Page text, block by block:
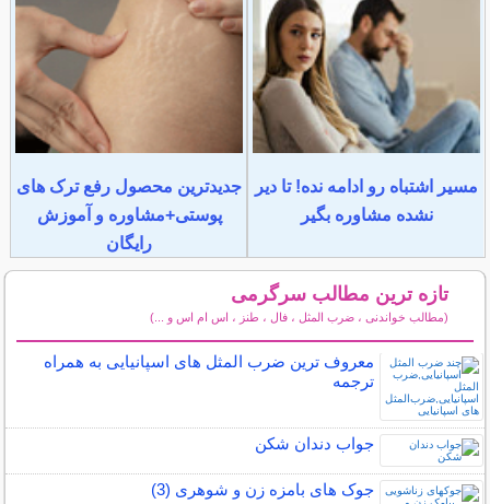
مسیر اشتباه رو ادامه نده! تا دیر
نشده مشاوره بگیر
جدیدترین محصول رفع ترک های
پوستی+مشاوره و آموزش
رایگان
تازه ترین مطالب سرگرمی
(مطالب خواندنی ، ضرب المثل ، فال ، طنز ، اس ام اس و ...)
معروف ترین ضرب المثل های اسپانیایی به همراه
ترجمه
جواب دندان شکن
جوک های بامزه زن و شوهری (3)